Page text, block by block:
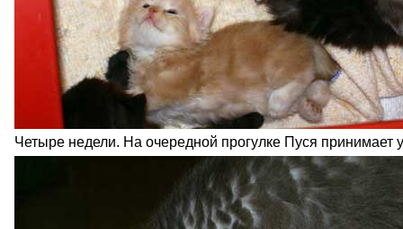
Четыре недели. На очередной прогулке Пуся принимает